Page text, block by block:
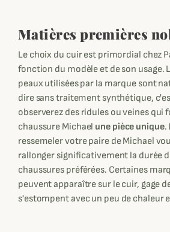
Matières premières
Le choix du cuir est primordial chez
fonction du modèle et de son usage.
peaux utilisées par la marque sont
dire sans traitement synthétique,
observerez des ridules ou veines qui
chaussure Michael une pièce unique.
ressemeler votre paire de Michael
rallonger significativement la durée
chaussures préférées. Certaines
peuvent apparaître sur le cuir, gage
s'estompent avec un peu de chaleur